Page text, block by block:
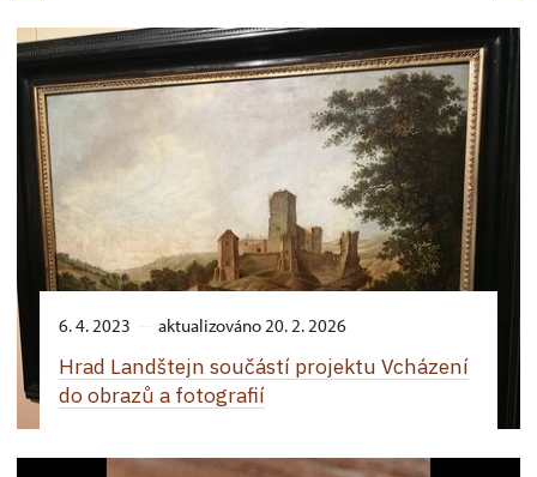
6. 4. 2023 aktualizováno 20. 2. 2026
Hrad Landštejn součástí projektu Vcházení
do obrazů a fotografií